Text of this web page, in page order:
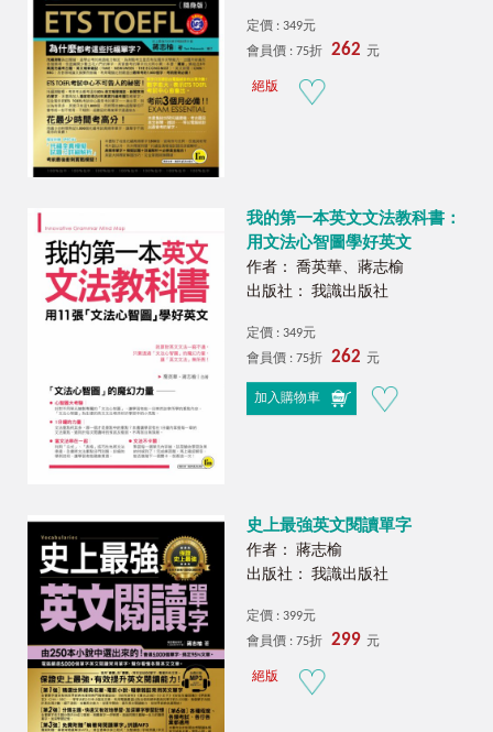
定價 : 349元
會員價 : 75折
262 元
絕版
我的第一本英文文法教科書：
用文法心智圖學好英文
作者： 喬英華、蔣志榆
出版社： 我識出版社
定價 : 349元
會員價 : 75折
262 元
加入購物車
史上最強英文閱讀單字
作者： 蔣志榆
出版社： 我識出版社
定價 : 399元
會員價 : 75折
299 元
絕版